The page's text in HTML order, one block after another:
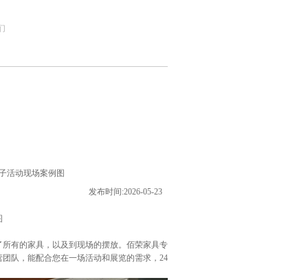
活动现场案例图
发布时间:2026-05-23
有的家具，以及到现场的摆放。佰荣家具专
队，能配合您在一场活动和展览的需求，24